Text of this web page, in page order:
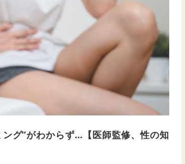
グ”がわからず…【医師監修、性の知